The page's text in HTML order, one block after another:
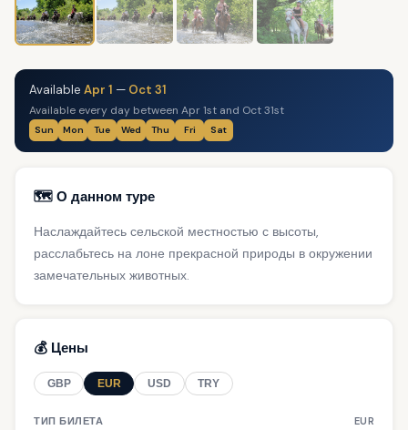
Available Apr 1 — Oct 31
Available every day between Apr 1st and Oct 31st
Sun Mon Tue Wed Thu Fri Sat
🗺️ О данном туре
Наслаждайтесь сельской местностью с высоты,
расслабьтесь на лоне прекрасной природы в окружении
замечательных животных.
💰 Цены
GBP EUR USD TRY
ТИП БИЛЕТА EUR